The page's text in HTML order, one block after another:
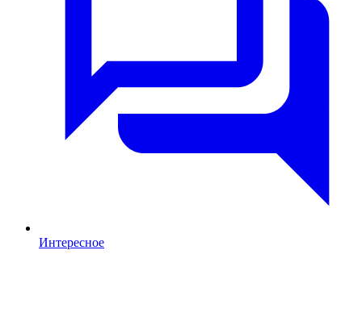
Интересное